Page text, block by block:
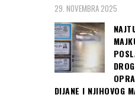
29. NOVEMBRA 2025
DIJANE I NJIHOVOG